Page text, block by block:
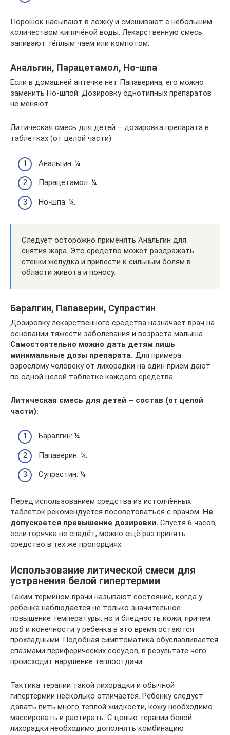
Порошок насыпают в ложку и смешивают с небольшим
количеством кипячёной воды. Лекарственную смесь
запивают тёплым чаем или компотом.
Анальгин, Парацетамол, Но-шпа
Если в домашней аптечке нет Папаверина, его можно
заменить Но-шпой. Дозировку однотипных препаратов
не меняют.
Литическая смесь для детей – дозировка препарата в
таблетках (от целой части):
Анальгин: ¼.
Парацетамол: ¼.
Но-шпа: ¼.
Следует осторожно применять Анальгин для
снятия жара. Это средство может раздражать
стенки желудка и привести к сильным болям в
области живота и поносу.
Баралгин, Папаверин, Супрастин
Дозировку лекарственного средства назначает врач на
основании тяжести заболевания и возраста малыша.
Самостоятельно можно дать детям лишь
минимальные дозы препарата. Для примера:
взрослому человеку от лихорадки на один приём дают
по одной целой таблетке каждого средства.
Литическая смесь для детей – состав (от целой
части):
Баралгин: ¼.
Папаверин: ¼.
Супрастин: ¼.
Перед использованием средства из истолчённых
таблеток рекомендуется посоветоваться с врачом. Не
допускается превышение дозировки. Спустя 6 часов,
если горячка не спадёт, можно ещё раз принять
средство в тех же пропорциях.
Использование литической смеси для
устранения белой гипертермии
Таким термином врачи называют состояние, когда у
ребенка наблюдается не только значительное
повышение температуры, но и бледность кожи, причем
лоб и конечности у ребенка в это время остаются
прохладными. Подобная симптоматика обуславливается
спазмами периферических сосудов, в результате чего
происходит нарушение теплоотдачи.
Тактика терапии такой лихорадки и обычной
гипертермии несколько отличается. Ребенку следует
давать пить много теплой жидкости, кожу необходимо
массировать и растирать. С целью терапии белой
лихорадки необходимо дополнять комбинацию